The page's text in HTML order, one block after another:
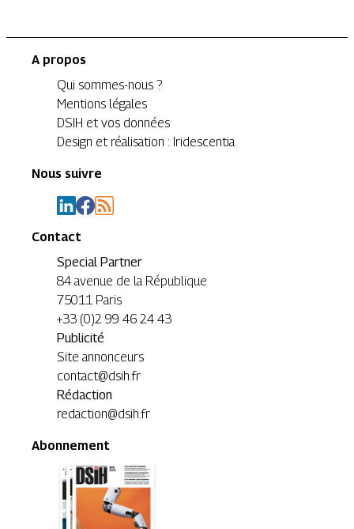
A propos
Qui sommes-nous ?
Mentions légales
DSIH et vos données
Design et réalisation : Iridescentia
Nous suivre
Contact
Special Partner
84 avenue de la République
75011 Paris
+33 (0)2 99 46 24 43
Publicité
Site annonceurs
contact@dsih.fr
Rédaction
redaction@dsih.fr
Abonnement